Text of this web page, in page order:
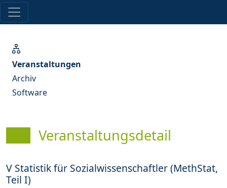
Veranstaltungen
Archiv
Software
Veranstaltungsdetail
V Statistik für Sozialwissenschaftler (MethStat,
Teil I)